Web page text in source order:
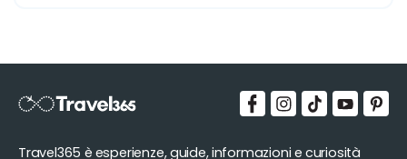
Travel365 è esperienze, guide, informazioni e curiosità